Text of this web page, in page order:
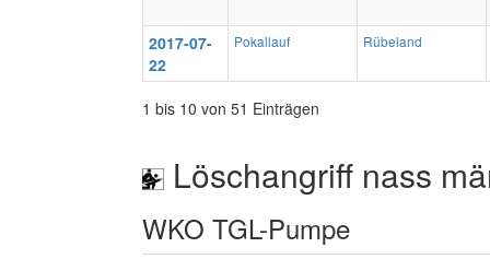
2017-07-
22
Pokallauf Rübeland
1 bis 10 von 51 Einträgen
Löschangriff nass
WKO TGL-Pumpe